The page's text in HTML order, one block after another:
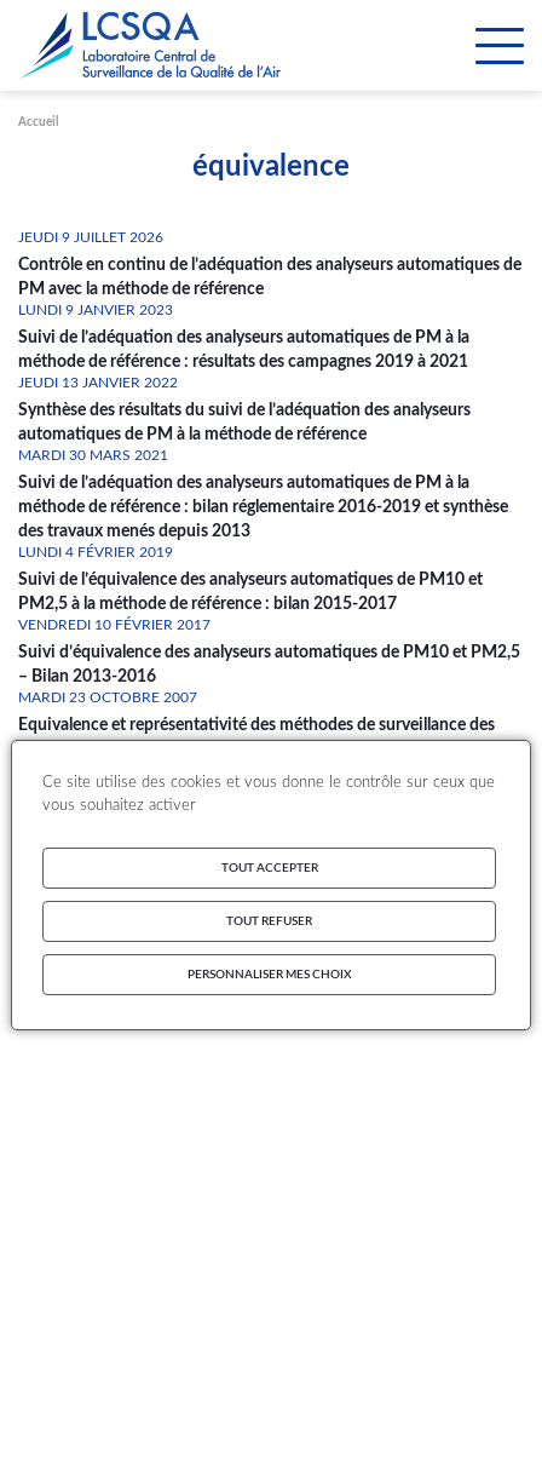
Accueil
équivalence
JEUDI 9 JUILLET 2026
Contrôle en continu de l’adéquation des analyseurs automatiques de
PM avec la méthode de référence
LUNDI 9 JANVIER 2023
Suivi de l’adéquation des analyseurs automatiques de PM à la
méthode de référence : résultats des campagnes 2019 à 2021
JEUDI 13 JANVIER 2022
Synthèse des résultats du suivi de l’adéquation des analyseurs
automatiques de PM à la méthode de référence
MARDI 30 MARS 2021
Suivi de l’adéquation des analyseurs automatiques de PM à la
méthode de référence : bilan réglementaire 2016-2019 et synthèse
des travaux menés depuis 2013
LUNDI 4 FÉVRIER 2019
Suivi de l’équivalence des analyseurs automatiques de PM10 et
PM2,5 à la méthode de référence : bilan 2015-2017
VENDREDI 10 FÉVRIER 2017
Suivi d’équivalence des analyseurs automatiques de PM10 et PM2,5
– Bilan 2013-2016
MARDI 23 OCTOBRE 2007
Equivalence et représentativité des méthodes de surveillance des
Equivalence d'analyseurs automatiques de particules en suspension
S'abonner à équivalence
Paramétrer les cookies
Ce site utilise des cookies et vous donne le contrôle sur ceux que
vous souhaitez activer
TOUT ACCEPTER
TOUT REFUSER
PERSONNALISER MES CHOIX